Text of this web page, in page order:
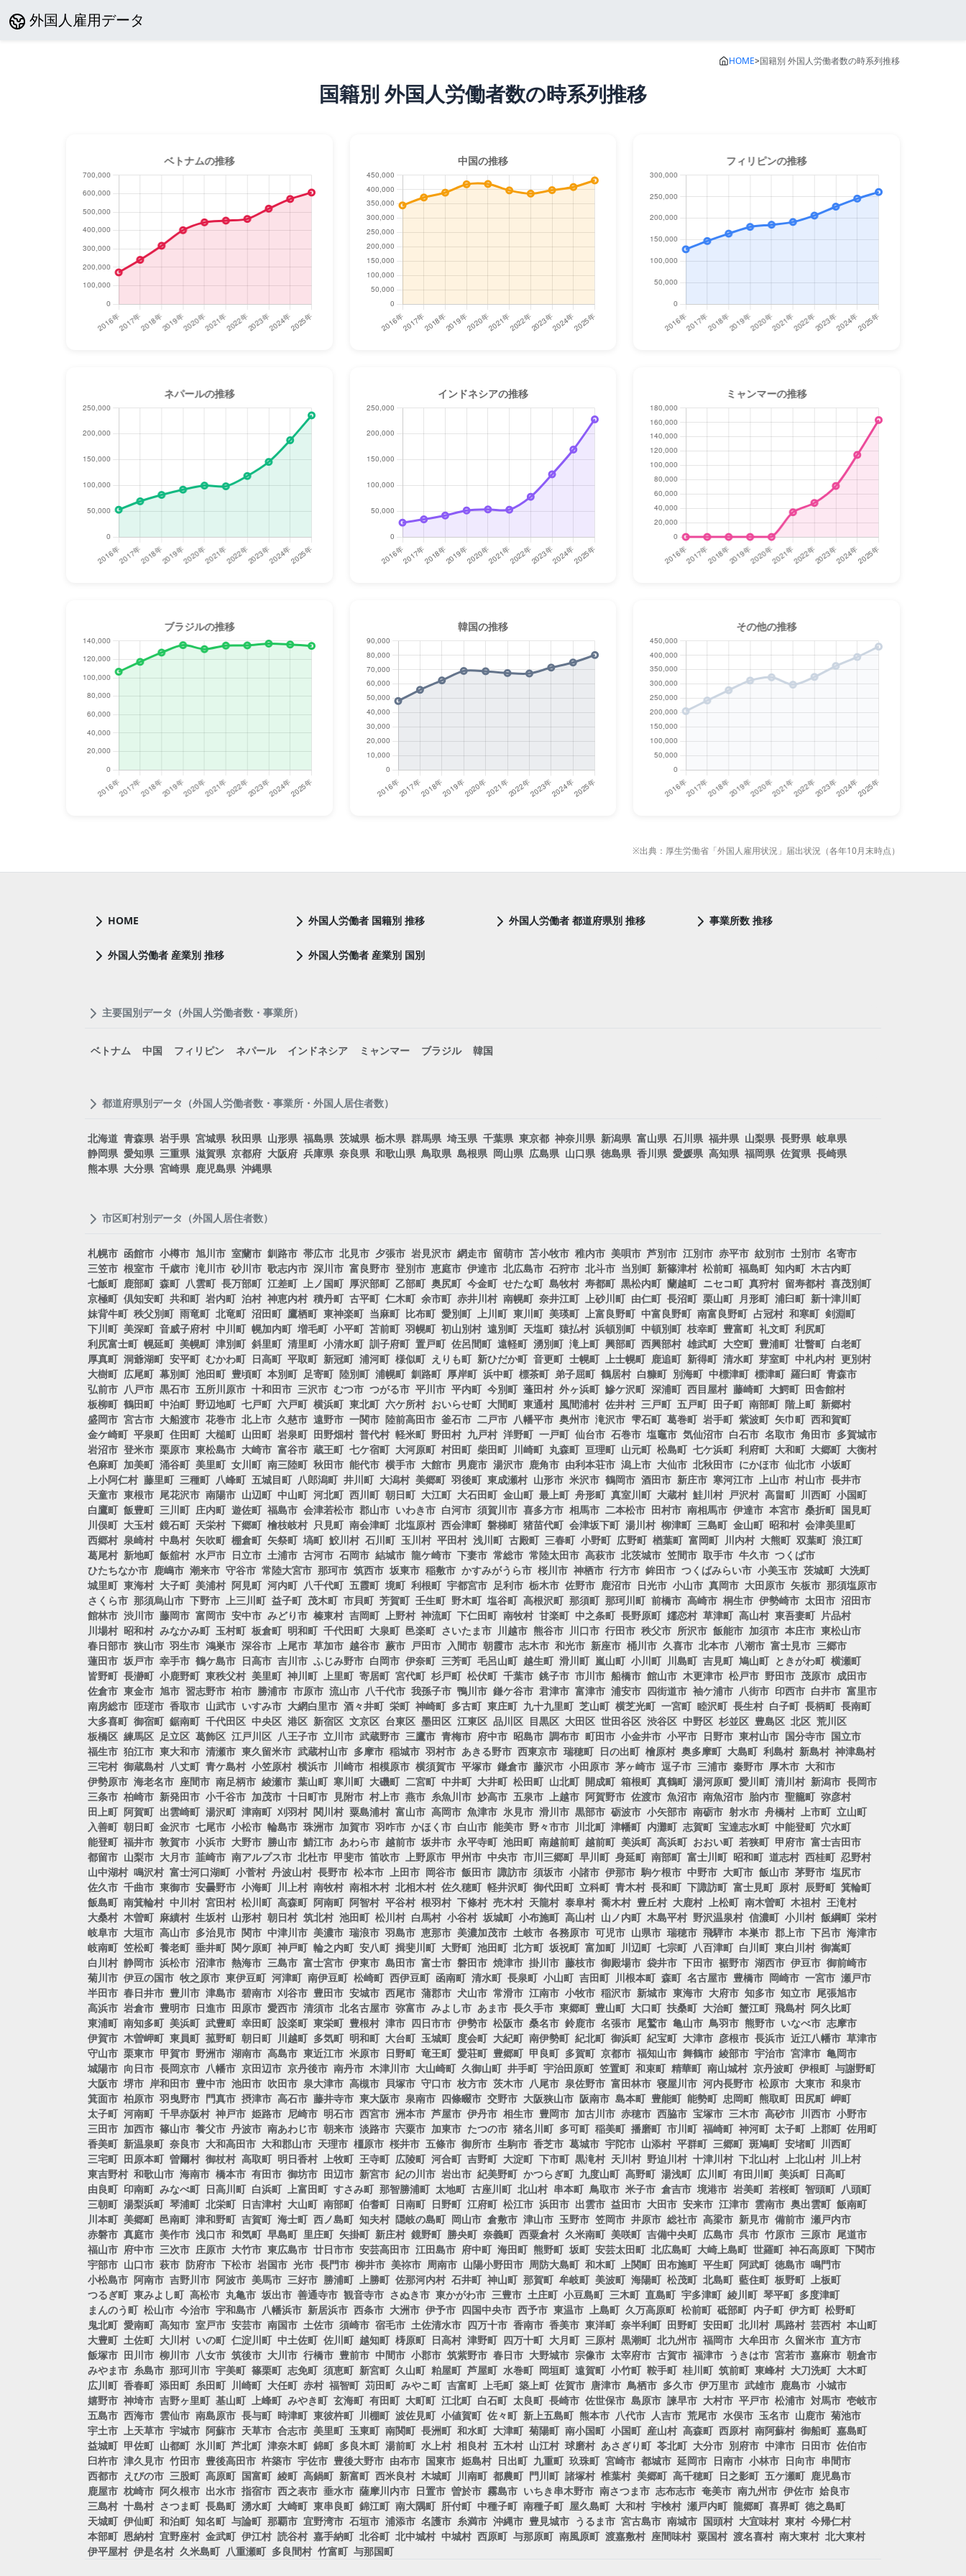
外国人雇用データ
HOME>国籍別 外国人労働者数の時系列推移
国籍別 外国人労働者数の時系列推移
※出典：厚生労働省「外国人雇用状況」届出状況（各年10月末時点）
HOME 外国人労働者 国籍別 推移 外国人労働者 都道府県別 推移 事業所数 推移
外国人労働者 産業別 推移 外国人労働者 産業別 国別
主要国別データ（外国人労働者数・事業所）
ベトナム 中国 フィリピン ネパール インドネシア ミャンマー ブラジル 韓国
都道府県別データ（外国人労働者数・事業所・外国人居住者数）
北海道 青森県 岩手県 宮城県 秋田県 山形県 福島県 茨城県 栃木県 群馬県 埼玉県 千葉県 東京都 神奈川県 新潟県 富山県 石川県 福井県 山梨県 長野県 岐阜県
静岡県 愛知県 三重県 滋賀県 京都府 大阪府 兵庫県 奈良県 和歌山県 鳥取県 島根県 岡山県 広島県 山口県 徳島県 香川県 愛媛県 高知県 福岡県 佐賀県 長崎県
熊本県 大分県 宮崎県 鹿児島県 沖縄県
市区町村別データ（外国人居住者数）
札幌市 函館市 小樽市 旭川市 室蘭市 釧路市 帯広市 北見市 夕張市 岩見沢市 網走市 留萌市 苫小牧市 稚内市 美唄市 芦別市 江別市 赤平市 紋別市 士別市 名寄市
三笠市 根室市 千歳市 滝川市 砂川市 歌志内市 深川市 富良野市 登別市 恵庭市 伊達市 北広島市 石狩市 北斗市 当別町 新篠津村 松前町 福島町 知内町 木古内町
七飯町 鹿部町 森町 八雲町 長万部町 江差町 上ノ国町 厚沢部町 乙部町 奥尻町 今金町 せたな町 島牧村 寿都町 黒松内町 蘭越町 ニセコ町 真狩村 留寿都村 喜茂別町
京極町 倶知安町 共和町 岩内町 泊村 神恵内村 積丹町 古平町 仁木町 余市町 赤井川村 南幌町 奈井江町 上砂川町 由仁町 長沼町 栗山町 月形町 浦臼町 新十津川町
妹背牛町 秩父別町 雨竜町 北竜町 沼田町 鷹栖町 東神楽町 当麻町 比布町 愛別町 上川町 東川町 美瑛町 上富良野町 中富良野町 南富良野町 占冠村 和寒町 剣淵町
下川町 美深町 音威子府村 中川町 幌加内町 増毛町 小平町 苫前町 羽幌町 初山別村 遠別町 天塩町 猿払村 浜頓別町 中頓別町 枝幸町 豊富町 礼文町 利尻町
利尻富士町 幌延町 美幌町 津別町 斜里町 清里町 小清水町 訓子府町 置戸町 佐呂間町 遠軽町 湧別町 滝上町 興部町 西興部村 雄武町 大空町 豊浦町 壮瞥町 白老町
厚真町 洞爺湖町 安平町 むかわ町 日高町 平取町 新冠町 浦河町 様似町 えりも町 新ひだか町 音更町 士幌町 上士幌町 鹿追町 新得町 清水町 芽室町 中札内村 更別村
大樹町 広尾町 幕別町 池田町 豊頃町 本別町 足寄町 陸別町 浦幌町 釧路町 厚岸町 浜中町 標茶町 弟子屈町 鶴居村 白糠町 別海町 中標津町 標津町 羅臼町 青森市
弘前市 八戸市 黒石市 五所川原市 十和田市 三沢市 むつ市 つがる市 平川市 平内町 今別町 蓬田村 外ヶ浜町 鰺ケ沢町 深浦町 西目屋村 藤崎町 大鰐町 田舎館村
板柳町 鶴田町 中泊町 野辺地町 七戸町 六戸町 横浜町 東北町 六ケ所村 おいらせ町 大間町 東通村 風間浦村 佐井村 三戸町 五戸町 田子町 南部町 階上町 新郷村
盛岡市 宮古市 大船渡市 花巻市 北上市 久慈市 遠野市 一関市 陸前高田市 釜石市 二戸市 八幡平市 奥州市 滝沢市 雫石町 葛巻町 岩手町 紫波町 矢巾町 西和賀町
金ケ崎町 平泉町 住田町 大槌町 山田町 岩泉町 田野畑村 普代村 軽米町 野田村 九戸村 洋野町 一戸町 仙台市 石巻市 塩竈市 気仙沼市 白石市 名取市 角田市 多賀城市
岩沼市 登米市 栗原市 東松島市 大崎市 富谷市 蔵王町 七ケ宿町 大河原町 村田町 柴田町 川崎町 丸森町 亘理町 山元町 松島町 七ケ浜町 利府町 大和町 大郷町 大衡村
色麻町 加美町 涌谷町 美里町 女川町 南三陸町 秋田市 能代市 横手市 大館市 男鹿市 湯沢市 鹿角市 由利本荘市 潟上市 大仙市 北秋田市 にかほ市 仙北市 小坂町
上小阿仁村 藤里町 三種町 八峰町 五城目町 八郎潟町 井川町 大潟村 美郷町 羽後町 東成瀬村 山形市 米沢市 鶴岡市 酒田市 新庄市 寒河江市 上山市 村山市 長井市
天童市 東根市 尾花沢市 南陽市 山辺町 中山町 河北町 西川町 朝日町 大江町 大石田町 金山町 最上町 舟形町 真室川町 大蔵村 鮭川村 戸沢村 高畠町 川西町 小国町
白鷹町 飯豊町 三川町 庄内町 遊佐町 福島市 会津若松市 郡山市 いわき市 白河市 須賀川市 喜多方市 相馬市 二本松市 田村市 南相馬市 伊達市 本宮市 桑折町 国見町
川俣町 大玉村 鏡石町 天栄村 下郷町 檜枝岐村 只見町 南会津町 北塩原村 西会津町 磐梯町 猪苗代町 会津坂下町 湯川村 柳津町 三島町 金山町 昭和村 会津美里町
西郷村 泉崎村 中島村 矢吹町 棚倉町 矢祭町 塙町 鮫川村 石川町 玉川村 平田村 浅川町 古殿町 三春町 小野町 広野町 楢葉町 富岡町 川内村 大熊町 双葉町 浪江町
葛尾村 新地町 飯舘村 水戸市 日立市 土浦市 古河市 石岡市 結城市 龍ケ崎市 下妻市 常総市 常陸太田市 高萩市 北茨城市 笠間市 取手市 牛久市 つくば市
ひたちなか市 鹿嶋市 潮来市 守谷市 常陸大宮市 那珂市 筑西市 坂東市 稲敷市 かすみがうら市 桜川市 神栖市 行方市 鉾田市 つくばみらい市 小美玉市 茨城町 大洗町
城里町 東海村 大子町 美浦村 阿見町 河内町 八千代町 五霞町 境町 利根町 宇都宮市 足利市 栃木市 佐野市 鹿沼市 日光市 小山市 真岡市 大田原市 矢板市 那須塩原市
さくら市 那須烏山市 下野市 上三川町 益子町 茂木町 市貝町 芳賀町 壬生町 野木町 塩谷町 高根沢町 那須町 那珂川町 前橋市 高崎市 桐生市 伊勢崎市 太田市 沼田市
館林市 渋川市 藤岡市 富岡市 安中市 みどり市 榛東村 吉岡町 上野村 神流町 下仁田町 南牧村 甘楽町 中之条町 長野原町 嬬恋村 草津町 高山村 東吾妻町 片品村
川場村 昭和村 みなかみ町 玉村町 板倉町 明和町 千代田町 大泉町 邑楽町 さいたま市 川越市 熊谷市 川口市 行田市 秩父市 所沢市 飯能市 加須市 本庄市 東松山市
春日部市 狭山市 羽生市 鴻巣市 深谷市 上尾市 草加市 越谷市 蕨市 戸田市 入間市 朝霞市 志木市 和光市 新座市 桶川市 久喜市 北本市 八潮市 富士見市 三郷市
蓮田市 坂戸市 幸手市 鶴ケ島市 日高市 吉川市 ふじみ野市 白岡市 伊奈町 三芳町 毛呂山町 越生町 滑川町 嵐山町 小川町 川島町 吉見町 鳩山町 ときがわ町 横瀬町
皆野町 長瀞町 小鹿野町 東秩父村 美里町 神川町 上里町 寄居町 宮代町 杉戸町 松伏町 千葉市 銚子市 市川市 船橋市 館山市 木更津市 松戸市 野田市 茂原市 成田市
佐倉市 東金市 旭市 習志野市 柏市 勝浦市 市原市 流山市 八千代市 我孫子市 鴨川市 鎌ケ谷市 君津市 富津市 浦安市 四街道市 袖ケ浦市 八街市 印西市 白井市 富里市
南房総市 匝瑳市 香取市 山武市 いすみ市 大網白里市 酒々井町 栄町 神崎町 多古町 東庄町 九十九里町 芝山町 横芝光町 一宮町 睦沢町 長生村 白子町 長柄町 長南町
大多喜町 御宿町 鋸南町 千代田区 中央区 港区 新宿区 文京区 台東区 墨田区 江東区 品川区 目黒区 大田区 世田谷区 渋谷区 中野区 杉並区 豊島区 北区 荒川区
板橋区 練馬区 足立区 葛飾区 江戸川区 八王子市 立川市 武蔵野市 三鷹市 青梅市 府中市 昭島市 調布市 町田市 小金井市 小平市 日野市 東村山市 国分寺市 国立市
福生市 狛江市 東大和市 清瀬市 東久留米市 武蔵村山市 多摩市 稲城市 羽村市 あきる野市 西東京市 瑞穂町 日の出町 檜原村 奥多摩町 大島町 利島村 新島村 神津島村
三宅村 御蔵島村 八丈町 青ケ島村 小笠原村 横浜市 川崎市 相模原市 横須賀市 平塚市 鎌倉市 藤沢市 小田原市 茅ヶ崎市 逗子市 三浦市 秦野市 厚木市 大和市
伊勢原市 海老名市 座間市 南足柄市 綾瀬市 葉山町 寒川町 大磯町 二宮町 中井町 大井町 松田町 山北町 開成町 箱根町 真鶴町 湯河原町 愛川町 清川村 新潟市 長岡市
三条市 柏崎市 新発田市 小千谷市 加茂市 十日町市 見附市 村上市 燕市 糸魚川市 妙高市 五泉市 上越市 阿賀野市 佐渡市 魚沼市 南魚沼市 胎内市 聖籠町 弥彦村
田上町 阿賀町 出雲崎町 湯沢町 津南町 刈羽村 関川村 粟島浦村 富山市 高岡市 魚津市 氷見市 滑川市 黒部市 砺波市 小矢部市 南砺市 射水市 舟橋村 上市町 立山町
入善町 朝日町 金沢市 七尾市 小松市 輪島市 珠洲市 加賀市 羽咋市 かほく市 白山市 能美市 野々市市 川北町 津幡町 内灘町 志賀町 宝達志水町 中能登町 穴水町
能登町 福井市 敦賀市 小浜市 大野市 勝山市 鯖江市 あわら市 越前市 坂井市 永平寺町 池田町 南越前町 越前町 美浜町 高浜町 おおい町 若狭町 甲府市 富士吉田市
都留市 山梨市 大月市 韮崎市 南アルプス市 北杜市 甲斐市 笛吹市 上野原市 甲州市 中央市 市川三郷町 早川町 身延町 南部町 富士川町 昭和町 道志村 西桂町 忍野村
山中湖村 鳴沢村 富士河口湖町 小菅村 丹波山村 長野市 松本市 上田市 岡谷市 飯田市 諏訪市 須坂市 小諸市 伊那市 駒ケ根市 中野市 大町市 飯山市 茅野市 塩尻市
佐久市 千曲市 東御市 安曇野市 小海町 川上村 南牧村 南相木村 北相木村 佐久穂町 軽井沢町 御代田町 立科町 青木村 長和町 下諏訪町 富士見町 原村 辰野町 箕輪町
飯島町 南箕輪村 中川村 宮田村 松川町 高森町 阿南町 阿智村 平谷村 根羽村 下條村 売木村 天龍村 泰阜村 喬木村 豊丘村 大鹿村 上松町 南木曽町 木祖村 王滝村
大桑村 木曽町 麻績村 生坂村 山形村 朝日村 筑北村 池田町 松川村 白馬村 小谷村 坂城町 小布施町 高山村 山ノ内町 木島平村 野沢温泉村 信濃町 小川村 飯綱町 栄村
岐阜市 大垣市 高山市 多治見市 関市 中津川市 美濃市 瑞浪市 羽島市 恵那市 美濃加茂市 土岐市 各務原市 可児市 山県市 瑞穂市 飛騨市 本巣市 郡上市 下呂市 海津市
岐南町 笠松町 養老町 垂井町 関ケ原町 神戸町 輪之内町 安八町 揖斐川町 大野町 池田町 北方町 坂祝町 富加町 川辺町 七宗町 八百津町 白川町 東白川村 御嵩町
白川村 静岡市 浜松市 沼津市 熱海市 三島市 富士宮市 伊東市 島田市 富士市 磐田市 焼津市 掛川市 藤枝市 御殿場市 袋井市 下田市 裾野市 湖西市 伊豆市 御前崎市
菊川市 伊豆の国市 牧之原市 東伊豆町 河津町 南伊豆町 松崎町 西伊豆町 函南町 清水町 長泉町 小山町 吉田町 川根本町 森町 名古屋市 豊橋市 岡崎市 一宮市 瀬戸市
半田市 春日井市 豊川市 津島市 碧南市 刈谷市 豊田市 安城市 西尾市 蒲郡市 犬山市 常滑市 江南市 小牧市 稲沢市 新城市 東海市 大府市 知多市 知立市 尾張旭市
高浜市 岩倉市 豊明市 日進市 田原市 愛西市 清須市 北名古屋市 弥富市 みよし市 あま市 長久手市 東郷町 豊山町 大口町 扶桑町 大治町 蟹江町 飛島村 阿久比町
東浦町 南知多町 美浜町 武豊町 幸田町 設楽町 東栄町 豊根村 津市 四日市市 伊勢市 松阪市 桑名市 鈴鹿市 名張市 尾鷲市 亀山市 鳥羽市 熊野市 いなべ市 志摩市
伊賀市 木曽岬町 東員町 菰野町 朝日町 川越町 多気町 明和町 大台町 玉城町 度会町 大紀町 南伊勢町 紀北町 御浜町 紀宝町 大津市 彦根市 長浜市 近江八幡市 草津市
守山市 栗東市 甲賀市 野洲市 湖南市 高島市 東近江市 米原市 日野町 竜王町 愛荘町 豊郷町 甲良町 多賀町 京都市 福知山市 舞鶴市 綾部市 宇治市 宮津市 亀岡市
城陽市 向日市 長岡京市 八幡市 京田辺市 京丹後市 南丹市 木津川市 大山崎町 久御山町 井手町 宇治田原町 笠置町 和束町 精華町 南山城村 京丹波町 伊根町 与謝野町
大阪市 堺市 岸和田市 豊中市 池田市 吹田市 泉大津市 高槻市 貝塚市 守口市 枚方市 茨木市 八尾市 泉佐野市 富田林市 寝屋川市 河内長野市 松原市 大東市 和泉市
箕面市 柏原市 羽曳野市 門真市 摂津市 高石市 藤井寺市 東大阪市 泉南市 四條畷市 交野市 大阪狭山市 阪南市 島本町 豊能町 能勢町 忠岡町 熊取町 田尻町 岬町
太子町 河南町 千早赤阪村 神戸市 姫路市 尼崎市 明石市 西宮市 洲本市 芦屋市 伊丹市 相生市 豊岡市 加古川市 赤穂市 西脇市 宝塚市 三木市 高砂市 川西市 小野市
三田市 加西市 篠山市 養父市 丹波市 南あわじ市 朝来市 淡路市 宍粟市 加東市 たつの市 猪名川町 多可町 稲美町 播磨町 市川町 福崎町 神河町 太子町 上郡町 佐用町
香美町 新温泉町 奈良市 大和高田市 大和郡山市 天理市 橿原市 桜井市 五條市 御所市 生駒市 香芝市 葛城市 宇陀市 山添村 平群町 三郷町 斑鳩町 安堵町 川西町
三宅町 田原本町 曽爾村 御杖村 高取町 明日香村 上牧町 王寺町 広陵町 河合町 吉野町 大淀町 下市町 黒滝村 天川村 野迫川村 十津川村 下北山村 上北山村 川上村
東吉野村 和歌山市 海南市 橋本市 有田市 御坊市 田辺市 新宮市 紀の川市 岩出市 紀美野町 かつらぎ町 九度山町 高野町 湯浅町 広川町 有田川町 美浜町 日高町
由良町 印南町 みなべ町 日高川町 白浜町 上富田町 すさみ町 那智勝浦町 太地町 古座川町 北山村 串本町 鳥取市 米子市 倉吉市 境港市 岩美町 若桜町 智頭町 八頭町
三朝町 湯梨浜町 琴浦町 北栄町 日吉津村 大山町 南部町 伯耆町 日南町 日野町 江府町 松江市 浜田市 出雲市 益田市 大田市 安来市 江津市 雲南市 奥出雲町 飯南町
川本町 美郷町 邑南町 津和野町 吉賀町 海士町 西ノ島町 知夫村 隠岐の島町 岡山市 倉敷市 津山市 玉野市 笠岡市 井原市 総社市 高梁市 新見市 備前市 瀬戸内市
赤磐市 真庭市 美作市 浅口市 和気町 早島町 里庄町 矢掛町 新庄村 鏡野町 勝央町 奈義町 西粟倉村 久米南町 美咲町 吉備中央町 広島市 呉市 竹原市 三原市 尾道市
福山市 府中市 三次市 庄原市 大竹市 東広島市 廿日市市 安芸高田市 江田島市 府中町 海田町 熊野町 坂町 安芸太田町 北広島町 大崎上島町 世羅町 神石高原町 下関市
宇部市 山口市 萩市 防府市 下松市 岩国市 光市 長門市 柳井市 美祢市 周南市 山陽小野田市 周防大島町 和木町 上関町 田布施町 平生町 阿武町 徳島市 鳴門市
小松島市 阿南市 吉野川市 阿波市 美馬市 三好市 勝浦町 上勝町 佐那河内村 石井町 神山町 那賀町 牟岐町 美波町 海陽町 松茂町 北島町 藍住町 板野町 上板町
つるぎ町 東みよし町 高松市 丸亀市 坂出市 善通寺市 観音寺市 さぬき市 東かがわ市 三豊市 土庄町 小豆島町 三木町 直島町 宇多津町 綾川町 琴平町 多度津町
まんのう町 松山市 今治市 宇和島市 八幡浜市 新居浜市 西条市 大洲市 伊予市 四国中央市 西予市 東温市 上島町 久万高原町 松前町 砥部町 内子町 伊方町 松野町
鬼北町 愛南町 高知市 室戸市 安芸市 南国市 土佐市 須崎市 宿毛市 土佐清水市 四万十市 香南市 香美市 東洋町 奈半利町 田野町 安田町 北川村 馬路村 芸西村 本山町
大豊町 土佐町 大川村 いの町 仁淀川町 中土佐町 佐川町 越知町 梼原町 日高村 津野町 四万十町 大月町 三原村 黒潮町 北九州市 福岡市 大牟田市 久留米市 直方市
飯塚市 田川市 柳川市 八女市 筑後市 大川市 行橋市 豊前市 中間市 小郡市 筑紫野市 春日市 大野城市 宗像市 太宰府市 古賀市 福津市 うきは市 宮若市 嘉麻市 朝倉市
みやま市 糸島市 那珂川市 宇美町 篠栗町 志免町 須恵町 新宮町 久山町 粕屋町 芦屋町 水巻町 岡垣町 遠賀町 小竹町 鞍手町 桂川町 筑前町 東峰村 大刀洗町 大木町
広川町 香春町 添田町 糸田町 川崎町 大任町 赤村 福智町 苅田町 みやこ町 吉富町 上毛町 築上町 佐賀市 唐津市 鳥栖市 多久市 伊万里市 武雄市 鹿島市 小城市
嬉野市 神埼市 吉野ヶ里町 基山町 上峰町 みやき町 玄海町 有田町 大町町 江北町 白石町 太良町 長崎市 佐世保市 島原市 諫早市 大村市 平戸市 松浦市 対馬市 壱岐市
五島市 西海市 雲仙市 南島原市 長与町 時津町 東彼杵町 川棚町 波佐見町 小値賀町 佐々町 新上五島町 熊本市 八代市 人吉市 荒尾市 水俣市 玉名市 山鹿市 菊池市
宇土市 上天草市 宇城市 阿蘇市 天草市 合志市 美里町 玉東町 南関町 長洲町 和水町 大津町 菊陽町 南小国町 小国町 産山村 高森町 西原村 南阿蘇村 御船町 嘉島町
益城町 甲佐町 山都町 氷川町 芦北町 津奈木町 錦町 多良木町 湯前町 水上村 相良村 五木村 山江村 球磨村 あさぎり町 苓北町 大分市 別府市 中津市 日田市 佐伯市
臼杵市 津久見市 竹田市 豊後高田市 杵築市 宇佐市 豊後大野市 由布市 国東市 姫島村 日出町 九重町 玖珠町 宮崎市 都城市 延岡市 日南市 小林市 日向市 串間市
西都市 えびの市 三股町 高原町 国富町 綾町 高鍋町 新富町 西米良村 木城町 川南町 都農町 門川町 諸塚村 椎葉村 美郷町 高千穂町 日之影町 五ケ瀬町 鹿児島市
鹿屋市 枕崎市 阿久根市 出水市 指宿市 西之表市 垂水市 薩摩川内市 日置市 曽於市 霧島市 いちき串木野市 南さつま市 志布志市 奄美市 南九州市 伊佐市 姶良市
三島村 十島村 さつま町 長島町 湧水町 大崎町 東串良町 錦江町 南大隅町 肝付町 中種子町 南種子町 屋久島町 大和村 宇検村 瀬戸内町 龍郷町 喜界町 徳之島町
天城町 伊仙町 和泊町 知名町 与論町 那覇市 宜野湾市 石垣市 浦添市 名護市 糸満市 沖縄市 豊見城市 うるま市 宮古島市 南城市 国頭村 大宜味村 東村 今帰仁村
本部町 恩納村 宜野座村 金武町 伊江村 読谷村 嘉手納町 北谷町 北中城村 中城村 西原町 与那原町 南風原町 渡嘉敷村 座間味村 粟国村 渡名喜村 南大東村 北大東村
伊平屋村 伊是名村 久米島町 八重瀬町 多良間村 竹富町 与那国町